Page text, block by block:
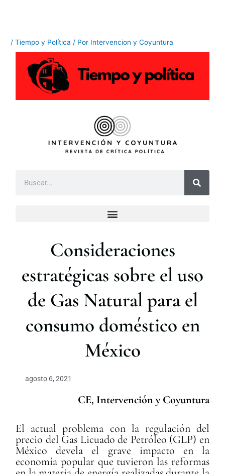
/Tiempo y Política / Por Intervencion y Coyuntura
Consideraciones
estratégicas sobre el uso
de Gas Natural para el
consumo doméstico en
México
agosto 6, 2021
CE, Intervención y Coyuntura
El actual problema con la regulación del
precio del Gas Licuado de Petróleo (GLP) en
México devela el grave impacto en la
economía popular que tuvieron las reformas